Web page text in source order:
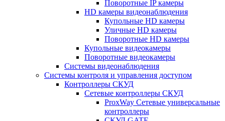
Поворотные IP камеры
HD камеры видеонаблюдения
Купольные HD камеры
Уличные HD камеры
Поворотные HD камеры
Купольные видеокамеры
Поворотные видеокамеры
Системы видеонаблюдения
Системы контроля и управления доступом
Контроллеры СКУД
Сетевые контроллеры СКУД
ProxWay Сетевые универсальные
контроллеры